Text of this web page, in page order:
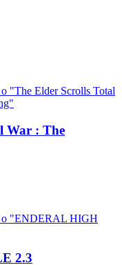
War : The
2.3